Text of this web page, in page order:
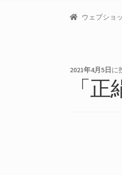
プ
ウェブショ
2021年4月5日に
「